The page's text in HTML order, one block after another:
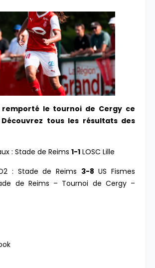
remporté le tournoi de Cergy ce
tous les résultats des
: Stade de Reims 1-1LOSC Lille
: Stade de Reims 3-8 US Fismes
de Reims – Tournoi de Cergy –